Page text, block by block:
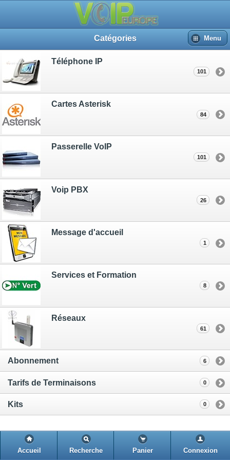
Catégories Menu
Téléphone IP
101
Cartes Asterisk
84
Passerelle VoIP
101
Voip PBX
26
Message d'accueil
1
Services et Formation
8
Réseaux
61
Abonnement 6
Tarifs de Terminaisons 0
Kits 0
Accueil Recherche Panier Connexion